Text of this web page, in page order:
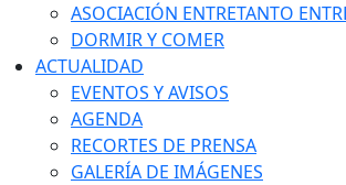
ASOCIACIÓN ENTRETANTO
DORMIR Y COMER
ACTUALIDAD
EVENTOS Y AVISOS
AGENDA
RECORTES DE PRENSA
GALERÍA DE IMÁGENES